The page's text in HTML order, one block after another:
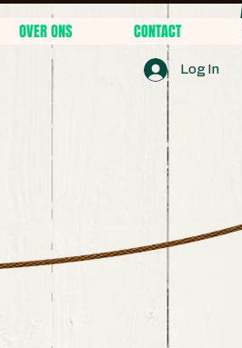
OVER ONS CONTACT
Log In